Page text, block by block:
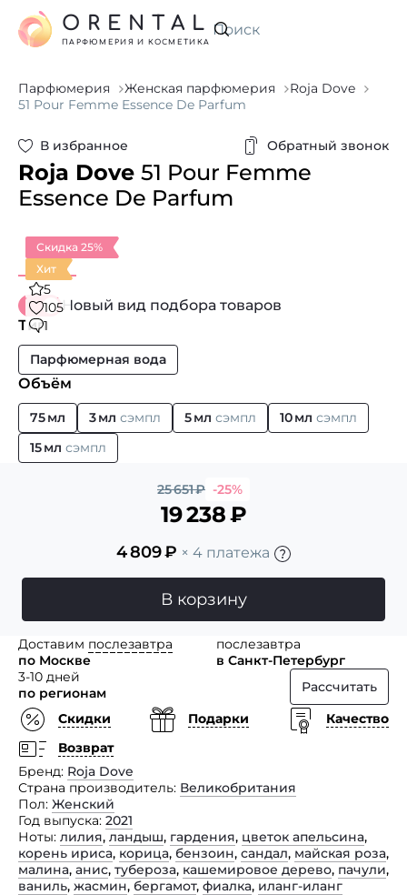
Искать
ORENTAL
ПАРФЮМЕРИЯ И КОСМЕТИКА
Парфюмерия Женская парфюмерия
Roja Dove
51 Pour Femme Essence De Parfum
В избранное Обратный звонок
Roja Dove 51 Pour Femme
Essence De Parfum
Скидка 25%
Хит
5
105
1
Новый вид подбора товаров
Тип
Парфюмерная вода
Объём
75 мл 3 мл сэмпл 5 мл сэмпл 10 мл сэмпл
15 мл сэмпл
25 651₽ -25%
19 238₽
4 809₽ × 4 платежа
В корзину
Доставим послезавтра
по Москве
послезавтра
в Санкт-Петербург
3-10 дней
по регионам
Рассчитать
Скидки
Подарки
Качество
Возврат
Бренд Roja Dove
Страна производитель Великобритания
Пол Женский
Год выпуска 2021
Ноты лилия, ландыш, гардения, цветок апельсина,
корень ириса, корица, бензоин, сандал, майская роза,
малина, анис, тубероза, кашемировое дерево, пачули,
ваниль, жасмин, бергамот, фиалка, иланг-иланг